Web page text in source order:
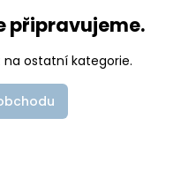
připravujeme.
ostatní kategorie.